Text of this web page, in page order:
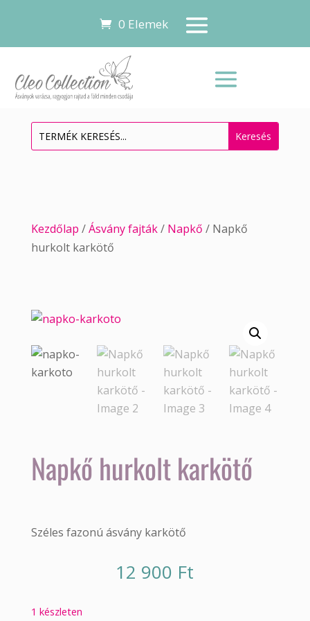
0 Elemek
Kezdőlap /Ásvány fajták/ Napkő / Napkő
hurkolt karkötő
Napkő hurkolt karkötő
Széles fazonú ásvány karkötő
12 900 Ft
1 készleten